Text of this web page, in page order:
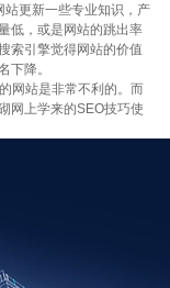
更新一些专业知识，产
低，或是网站的跳出率
索引擎觉得网站的价值
下降。
网站是非常不利的。而
网上学来的SEO技巧使